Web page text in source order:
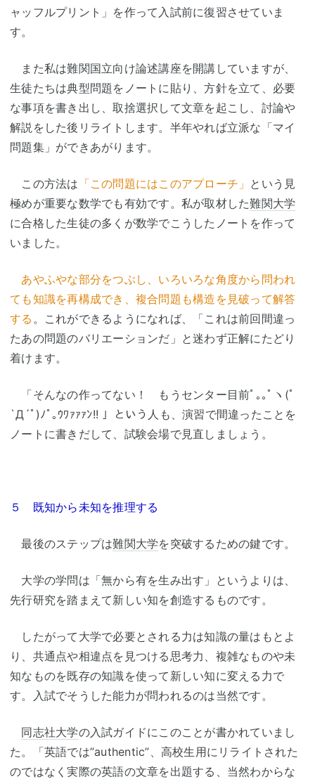
ャッフルプリント」を作って入試前に復習させていま
す。
また私は難関国立向け論述講座を開講していますが、
生徒たちは典型問題をノートに貼り、方針を立て、必要
な事項を書き出し、取捨選択して文章を起こし、討論や
解説をした後リライトします。半年やれば立派な「マイ
問題集」ができあがります。
この方法は 「この問題にはこのアプローチ」 という見
極めが重要な数学でも有効です。私が取材した難関大学
に合格した生徒の多くが数学でこうしたノートを作って
いました。
あやふやな部分をつぶし、いろいろな角度から問われ
ても知識を再構成でき、複合問題も構造を見破って解答
する 。これができるようになれば、「これは前回間違っ
たあの問題のバリエーションだ」と迷わず正解にたどり
着けます。
「そんなの作ってない！ もうセンター目前ﾟ｡｡ﾟヽ(ﾟ
`Д´ﾟ)ﾉﾟ｡ｳﾜｧｧｧﾝ!! 」という人も、演習で間違ったことを
ノートに書きだして、試験会場で見直しましょう。
５ 既知から未知を推理する
最後のステップは難関大学を突破するための鍵です。
大学の学問は「無から有を生み出す」というよりは、
先行研究を踏まえて新しい知を創造するものです。
したがって大学で必要とされる力は知識の量はもとよ
り、共通点や相違点を見つける思考力、複雑なものや未
知なものを既存の知識を使って新しい知に変える力で
す。入試でそうした能力が問われるのは当然です。
同志社大学の入試ガイドにこのことが書かれていまし
た。「英語では”authentic”、高校生用にリライトされた
のではなく実際の英語の文章を出題する、当然わからな